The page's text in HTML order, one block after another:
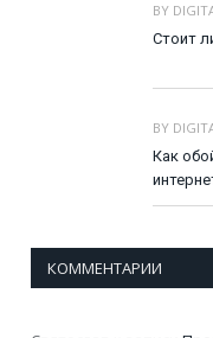
BY
Стоит
BY
Как
КОММЕНТАРИИ